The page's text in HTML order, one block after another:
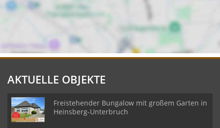
AKTUELLE OBJEKTE
Freistehender Bungalow mit großem Garten in
Heinsberg-Unterbruch